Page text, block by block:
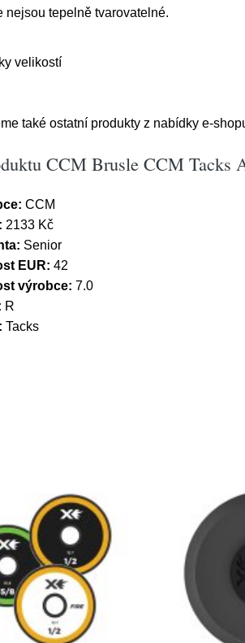
nejsou tepelně tvarovatelné.
velikostí
také ostatní produkty z nabídky e-
CCM Brusle CCM Tacks
CCM
2133 Kč
Senior
EUR: 42
výrobce: 7.0
R
Tacks